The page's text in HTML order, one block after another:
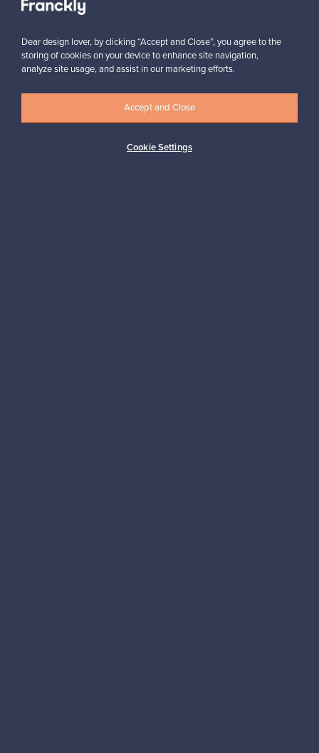
Dear design lover, by clicking “Accept and Close”, you agree to the
storing of cookies on your device to enhance site navigation,
analyze site usage, and assist in our marketing efforts.
Cookie Settings
Accept and Close